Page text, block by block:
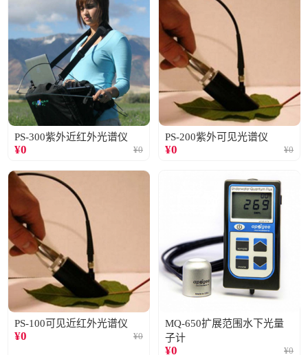
PS-300紫外近红外光谱仪
¥0 ¥0
PS-200紫外可见光谱仪
¥0 ¥0
PS-100可见近红外光谱仪
¥0 ¥0
MQ-650扩展范围水下光量
子计
¥0 ¥0